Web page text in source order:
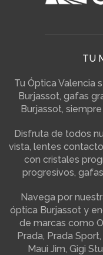
TU
Tu Óptica Valencia
Burjassot, gafas
Burjassot,
Disfruta de todos
vista, lentes
con cristales
progresivos,
Navega por
óptica Burjassot y
de marcas como
Prada, Prada
Maui Jim, Gigi